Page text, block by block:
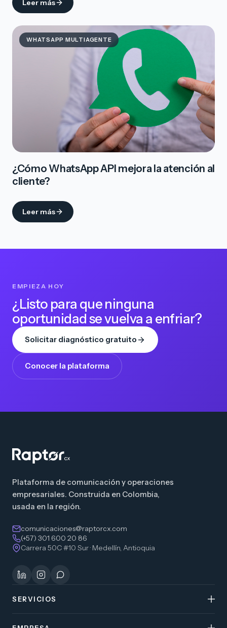
Leer más
WHATSAPP MULTIAGENTE
¿Cómo WhatsApp API mejora la atención al
cliente?
Leer más
EMPIEZA HOY
¿Listo para que ninguna
oportunidad se vuelva a enfriar?
Solicitar diagnóstico gratuito
Conocer la plataforma
Plataforma de comunicación y operaciones
empresariales. Construida en Colombia,
usada en la región.
comunicaciones@raptorcx.com
(+57) 301 600 20 86
Carrera 50C #10 Sur · Medellín, Antioquia
SERVICIOS